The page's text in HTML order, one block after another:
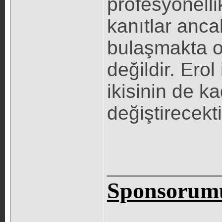
kanıtlar
bulaşmakta
değildir. Erol
ikisinin de